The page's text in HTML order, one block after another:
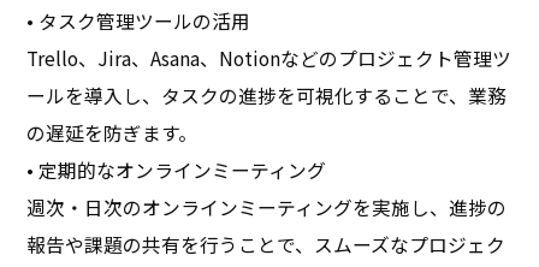
• タスク管理ツールの活用
Trello、Jira、Asana、Notionなどのプロジェクト管理ツ
ールを導入し、タスクの進捗を可視化することで、業務
の遅延を防ぎます。
• 定期的なオンラインミーティング
週次・日次のオンラインミーティングを実施し、進捗の
報告や課題の共有を行うことで、スムーズなプロジェク